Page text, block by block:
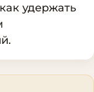
удержать